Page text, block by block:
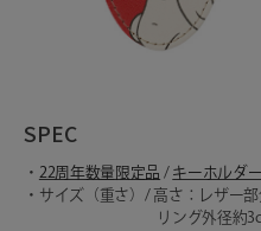
SPEC
・ 22周年数量限定品 / キーホルダー
・サイズ（重さ）/ 高さ：レザー
リング外径約